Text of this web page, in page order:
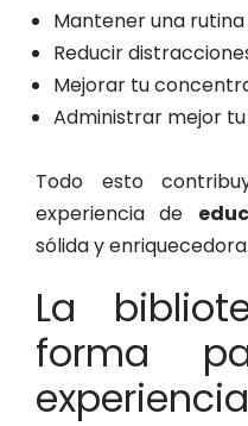
Mantener una
Reducir
Mejorar tu
Administrar mejor
Todo esto
experiencia de
sólida y enriquecedora.
La
forma